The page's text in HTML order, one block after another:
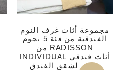
مجموعة أثاث غرف النوم
الفندقية من فئة 5 نجوم
من RADISSON
INDIVIDUAL أثاث فندقي
فاخر لشقق الفندق